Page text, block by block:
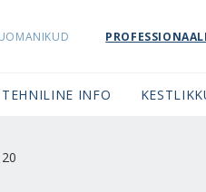
TEHNILINE INFO